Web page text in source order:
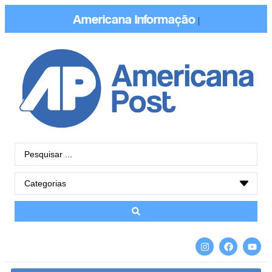
Americana Informação|